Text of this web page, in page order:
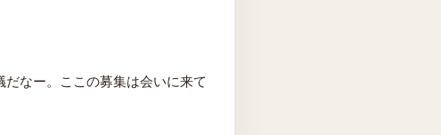
なー。ここの募集は会いに来て